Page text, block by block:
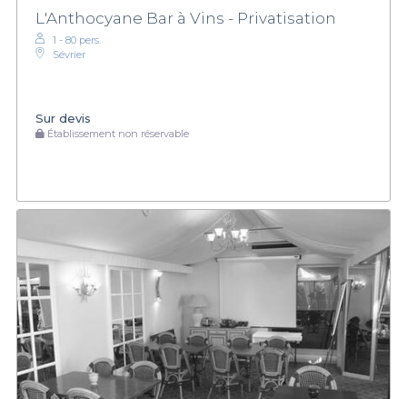
L'Anthocyane Bar à Vins - Privatisation
1 - 80 pers.
Sévrier
Sur devis
Établissement non réservable